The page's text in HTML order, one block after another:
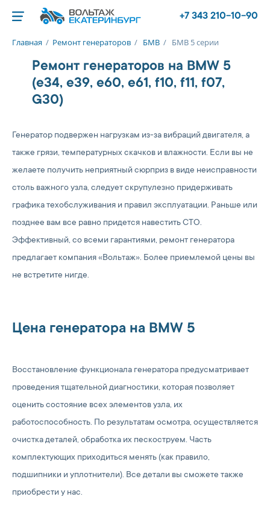
+7 343 210-10-90
Главная / Ремонт генераторов / БМВ / БМВ 5 серии
Ремонт генераторов на BMW 5
(e34, e39, e60, e61, f10, f11, f07,
G30)
Генератор подвержен нагрузкам из-за вибраций двигателя, а
также грязи, температурных скачков и влажности. Если вы не
желаете получить неприятный сюрприз в виде неисправности
столь важного узла, следует скрупулезно придерживать
графика техобслуживания и правил эксплуатации. Раньше или
позднее вам все равно придется навестить СТО.
Эффективный, со всеми гарантиями, ремонт генератора
предлагает компания «Вольтаж». Более приемлемой цены вы
не встретите нигде.
Цена генератора на BMW 5
Восстановление функционала генератора предусматривает
проведения тщательной диагностики, которая позволяет
оценить состояние всех элементов узла, их
работоспособность. По результатам осмотра, осуществляется
очистка деталей, обработка их пескоструем. Часть
комплектующих приходиться менять (как правило,
подшипники и уплотнители). Все детали вы сможете также
приобрести у нас.